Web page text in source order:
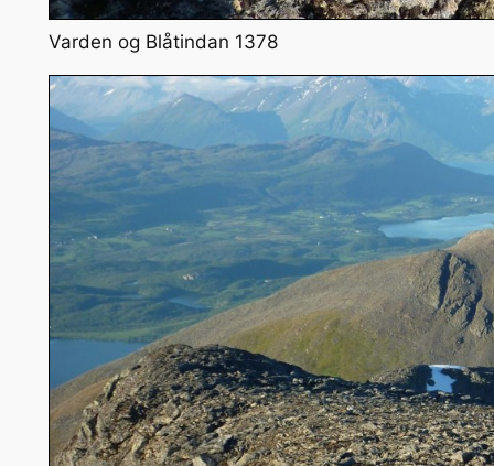
Varden og Blåtindan 1378